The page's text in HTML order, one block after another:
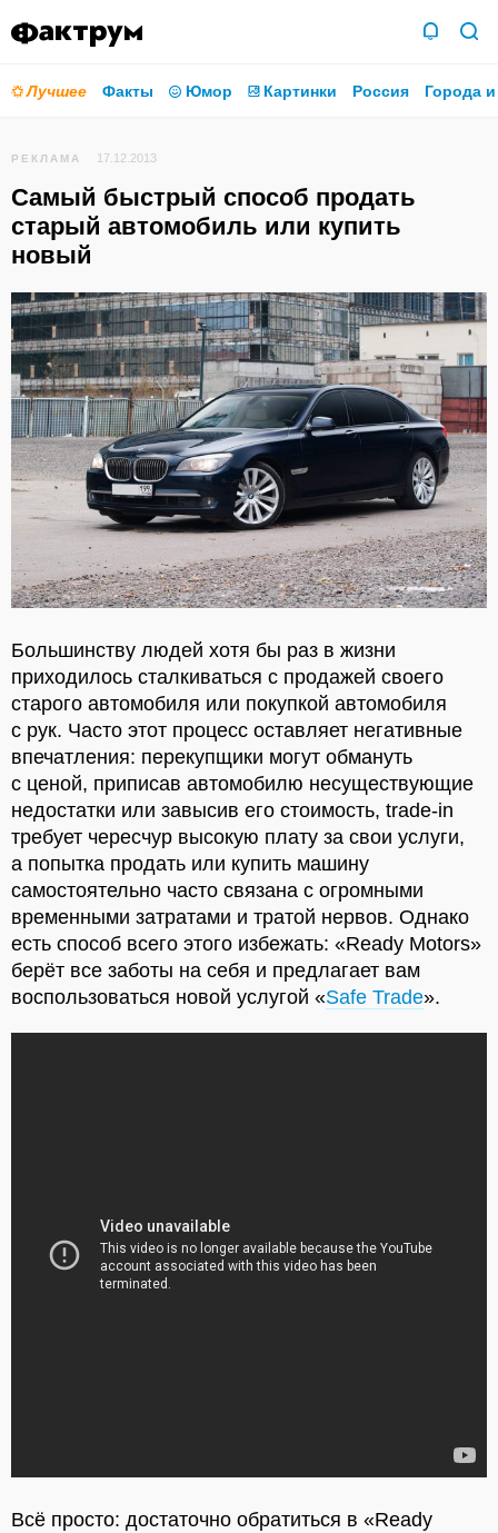
Лучшее Факты Юмор Картинки Россия Города
РЕКЛАМА 17.12.2013
Самый быстрый способ продать
старый автомобиль или купить
новый
Большинству людей хотя бы раз в жизни
приходилось сталкиваться с продажей своего
старого автомобиля или покупкой автомобиля
с рук. Часто этот процесс оставляет негативные
впечатления: перекупщики могут обмануть
с ценой, приписав автомобилю несуществующие
недостатки или завысив его стоимость, trade-in
требует чересчур высокую плату за свои услуги,
а попытка продать или купить машину
самостоятельно часто связана с огромными
временными затратами и тратой нервов. Однако
есть способ всего этого избежать: «Ready Motors»
берёт все заботы на себя и предлагает вам
воспользоваться новой услугой «Safe Trade».
Всё просто: достаточно обратиться в «Ready